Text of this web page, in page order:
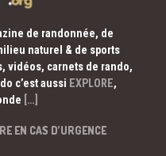
de randonnée, de
naturel & de sports
vidéos, carnets de rando,
c’est aussi EXPLORE,
[…]
EN CAS D’URGENCE